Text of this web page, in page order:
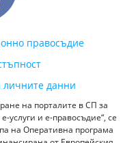
правосъдие
личните данни
на порталите в СП за
и е-правосъдие“, се
на Оперативна програма